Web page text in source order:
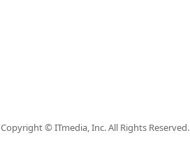
Copyright © ITmedia, Inc. All Rights Reserved.